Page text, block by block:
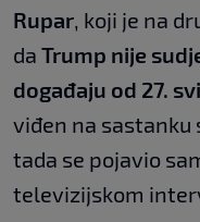
Rupar, koji je na
da Trump nije
događaju od 27.
viđen na sastanku
tada se pojavio
televizijskom